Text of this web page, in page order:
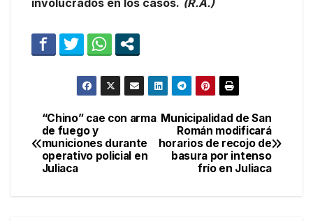
involucrados en los casos. (R.A.)
Navegación
de
Municipalidad de San
Román modificará
horarios de recojo de
basura por intenso
frío en Juliaca
“Chino” cae con arma
de fuego y
municiones durante
operativo policial en
Juliaca